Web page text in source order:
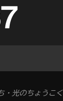
・光のちょうこく